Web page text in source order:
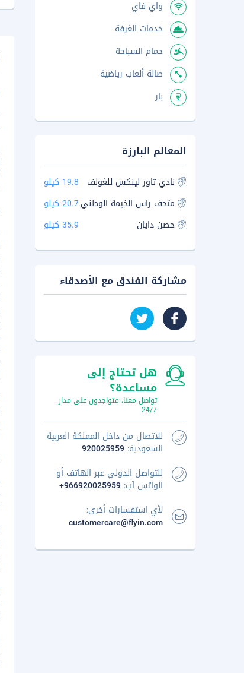
واي فاي
خدمات الغرفة
حمام السباحة
صالة ألعاب رياضية
بار
المعالم البارزة
نادي تاور لينكس للغولف 19.8 كيلو
متحف راس الخيمة الوطني20.7 كيلو
حصن دايان
35.9 كيلو
مشاركة الفندق مع الأصدقاء
هل تحتاج إلى
مساعدة؟
تواصل معنا، متواجدون على مدار
24/7
للاتصال من داخل المملكة العربية
السعودية: 920025959
للتواصل الدولي عبر الهاتف أو
الواتس آب: +966920025959
لأي استفسارات أخرى:
customercare@flyin.com